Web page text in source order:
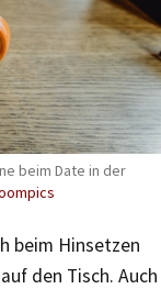
beim Date in der
beim Hinsetzen
den Tisch. Auch